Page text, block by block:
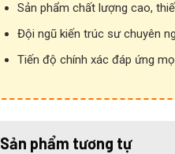
Sản phẩm chất lượng cao,
Đội ngũ kiến trúc sư chuyên
Tiến độ chính xác đáp ứng
Sản phẩm tương tự